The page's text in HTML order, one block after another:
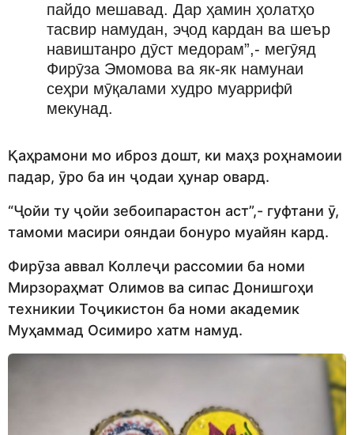
пайдо мешавад. Дар ҳамин ҳолатҳо
тасвир намудан, эҷод кардан ва шеър
навиштанро дӯст медорам”,- мегӯяд
Фирӯза Эмомова ва як-як намунаи
сеҳри мӯқалами худро муаррифӣ
мекунад.
Қаҳрамони мо иброз дошт, ки маҳз роҳнамоии
падар, ӯро ба ин ҷодаи ҳунар овард.
“Ҷойи ту ҷойи зебоипарастон аст”,- гуфтани ӯ,
тамоми масири ояндаи бонуро муайян кард.
Фирӯза аввал Коллеҷи рассомии ба номи
Мирзораҳмат Олимов ва сипас Донишгоҳи
техникии Тоҷикистон ба номи академик
Муҳаммад Осимиро хатм намуд.